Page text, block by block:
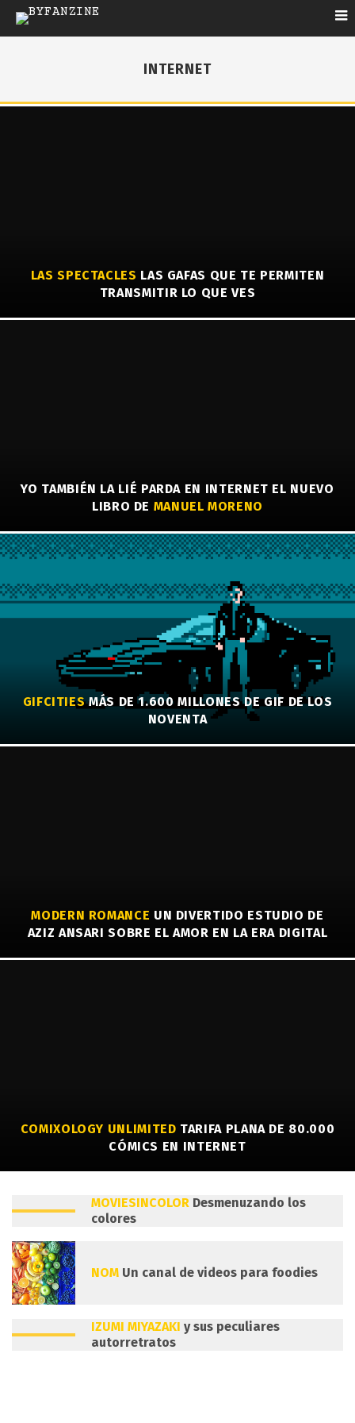
INTERNET
LAS SPECTACLES LAS GAFAS QUE TE PERMITEN
TRANSMITIR LO QUE VES
YO TAMBIÉN LA LIÉ PARDA EN INTERNET EL NUEVO
LIBRO DE MANUEL MORENO
GIFCITIESMÁS DE 1.600 MILLONES DE GIF DE LOS
NOVENTA
MODERN ROMANCE UN DIVERTIDO ESTUDIO DE
AZIZ ANSARI SOBRE EL AMOR EN LA ERA DIGITAL
COMIXOLOGY UNLIMITED TARIFA PLANA DE 80.000
CÓMICS EN INTERNET
MOVIESINCOLOR Desmenuzando los
colores
NOM Un canal de videos para foodies
IZUMI MIYAZAKI y sus peculiares
autorretratos